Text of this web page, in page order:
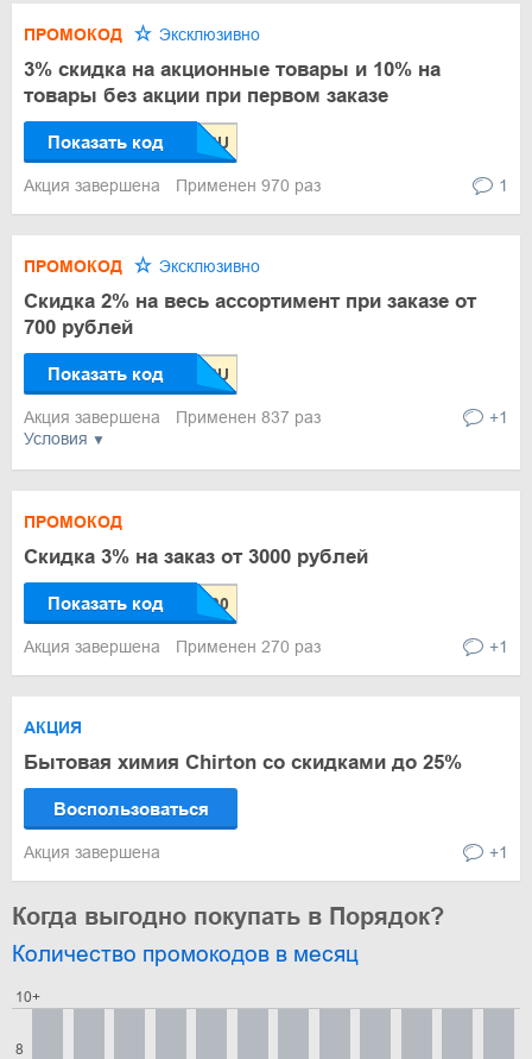
ПРОМОКОД Эксклюзивно
3% скидка на акционные товары и 10% на
товары без акции при первом заказе
Показать код
Акция завершена Применен 970 раз 1
Условия
ПРОМОКОД Эксклюзивно
Скидка 2% на весь ассортимент при заказе от
700 рублей
Показать код
Акция завершена Применен 837 раз +1
ПРОМОКОД
Скидка 3% на заказ от 3000 рублей
Показать код
Акция завершена Применен 270 раз +1
АКЦИЯ
Бытовая химия Chirton со скидками до 25%
Воспользоваться
Акция завершена +1
Когда выгодно покупать в Порядок?
Количество промокодов в месяц
8
10+